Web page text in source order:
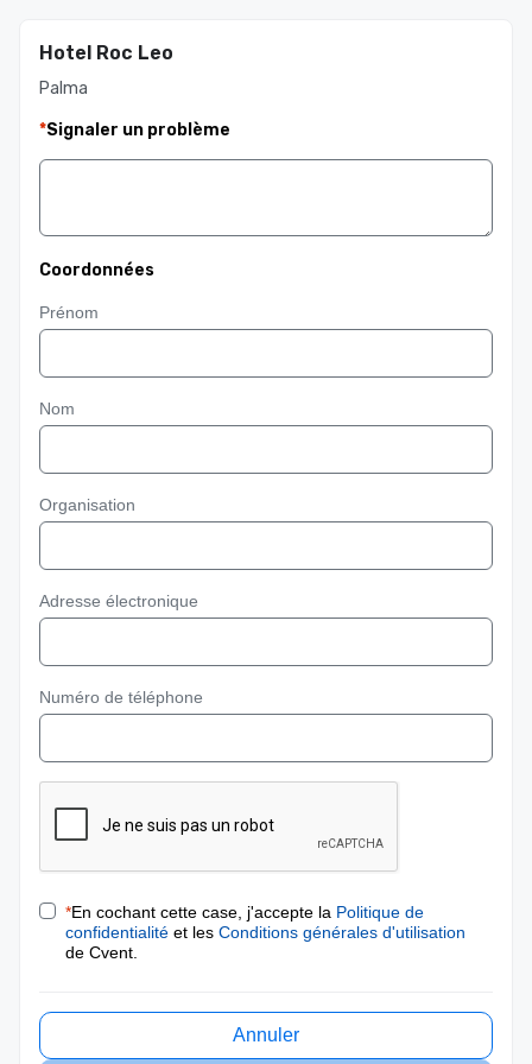
Hotel Roc Leo
Palma
*Signaler un problème
Coordonnées
Prénom
Nom
Organisation
Adresse électronique
Numéro de téléphone
*En cochant cette case, j'accepte la Politique de
confidentialité et les Conditions générales d'utilisation
de Cvent.
Annuler